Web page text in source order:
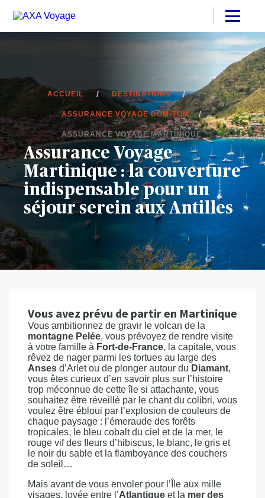
ACCUEIL DESTINATIONS
ASSURANCE VOYAGE DOM-TOM
ASSURANCE VOYAGE MARTINIQUE
Assurance Voyage
Martinique : la couverture
indispensable pour un
séjour serein aux Antilles
Vous avez prévu de partir en Martinique
Vous ambitionnez de gravir le volcan de la
montagne Pelée, vous prévoyez de rendre visite
à votre famille à Fort-de-France, la capitale, vous
rêvez de nager parmi les tortues au large des
Anses d’Arlet ou de plonger autour du Diamant,
vous êtes curieux d’en savoir plus sur l’histoire
trop méconnue de cette île si attachante, vous
souhaitez être réveillé par le chant du colibri, vous
voulez être ébloui par l’explosion de couleurs de
chaque paysage : l’émeraude des forêts
tropicales, le bleu cobalt du ciel et de la mer, le
rouge vif des fleurs d’hibiscus, le blanc, le gris et
le noir du sable et la flamboyance des couchers
de soleil…
Mais avant de vous envoler pour l’Île aux mille
visages, lovée entre l’Atlantique et la mer des